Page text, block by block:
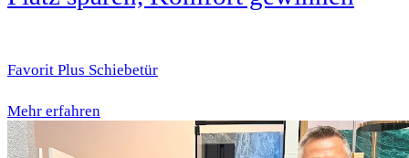
Favorit Plus Schiebetür
Mehr erfahren